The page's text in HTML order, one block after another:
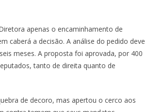
apenas o encaminhamento de
caberá a decisão. A análise do pedido deve
meses. A proposta foi aprovada, por 400
tanto de direita quanto de
de decoro, mas apertou o cerco aos